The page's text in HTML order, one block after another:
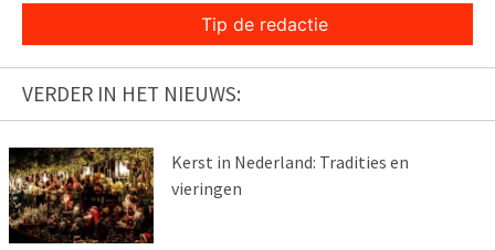
Tip de redactie
VERDER IN HET NIEUWS:
Kerst in Nederland: Tradities en
vieringen